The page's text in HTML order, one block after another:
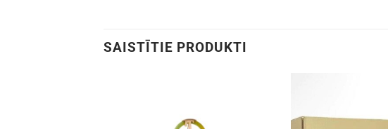
SAISTĪTIE PRODUKTI